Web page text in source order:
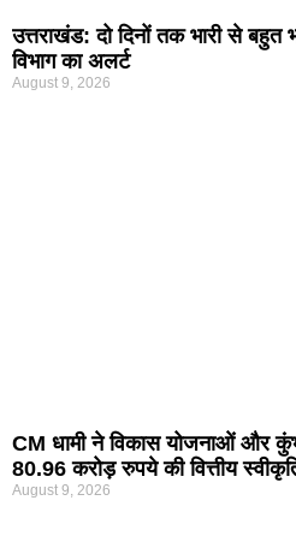
उत्तराखंड: दो दिनों तक भारी से बहुत
विभाग का अलर्ट
August 9, 2026
CM धामी ने विकास योजनाओं और
80.96 करोड़ रुपये की वित्तीय
August 9, 2026